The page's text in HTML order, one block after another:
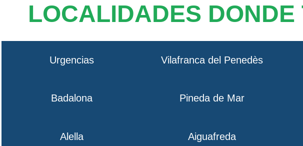
LOCALIDADES
Urgencias Vilafranca del Penedès
Badalona Pineda de Mar
Alella Aiguafreda